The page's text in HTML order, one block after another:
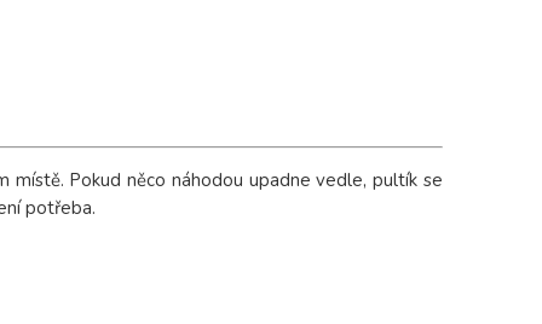
Pokud něco náhodou upadne vedle, pultík se
potřeba.